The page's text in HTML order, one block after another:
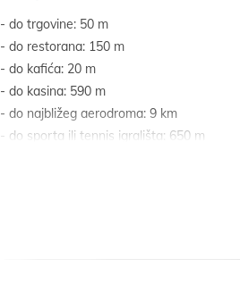
- do trgovine: 50 m
- do restorana: 150 m
- do kafića: 20 m
- do kasina: 590 m
- do najbližeg aerodroma: 9 km
- do sporta ili tennis igrališta: 650 m